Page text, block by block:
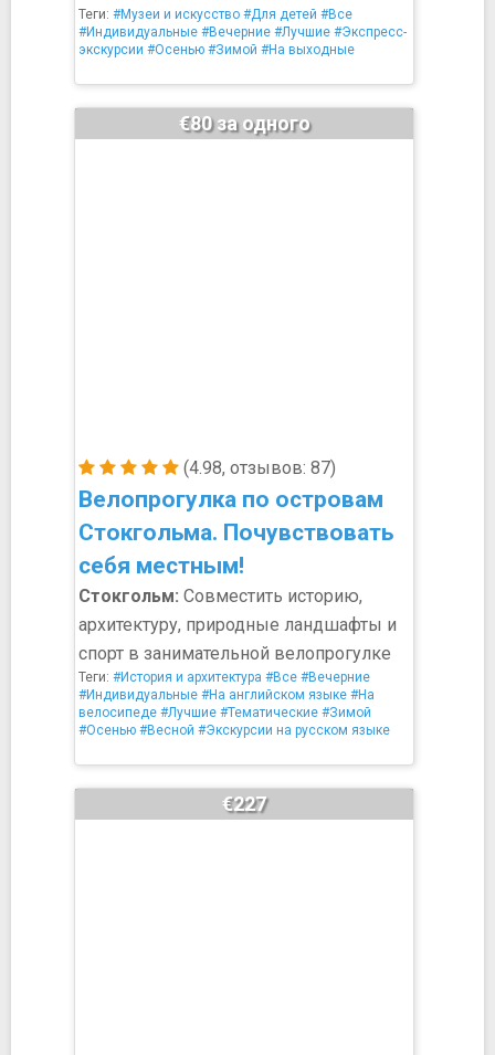
Теги: #Музеи и искусство #Для детей #Все
#Индивидуальные #Вечерние #Лучшие #Экспресс-
экскурсии #Осенью #Зимой #На выходные
(4.98, отзывов: 87)
Велопрогулка по островам
Стокгольма. Почувствовать
себя местным!
€80 за одного
Стокгольм: Совместить историю,
архитектуру, природные ландшафты и
спорт в занимательной велопрогулке
Теги: #История и архитектура #Все #Вечерние
#Индивидуальные #На английском языке #На
велосипеде #Лучшие #Тематические #Зимой
#Осенью #Весной #Экскурсии на русском языке
€227